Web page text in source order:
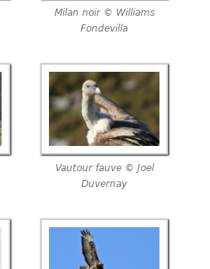
Milan noir © Williams
Fondevilla
Vautour fauve © Joel
Duvernay